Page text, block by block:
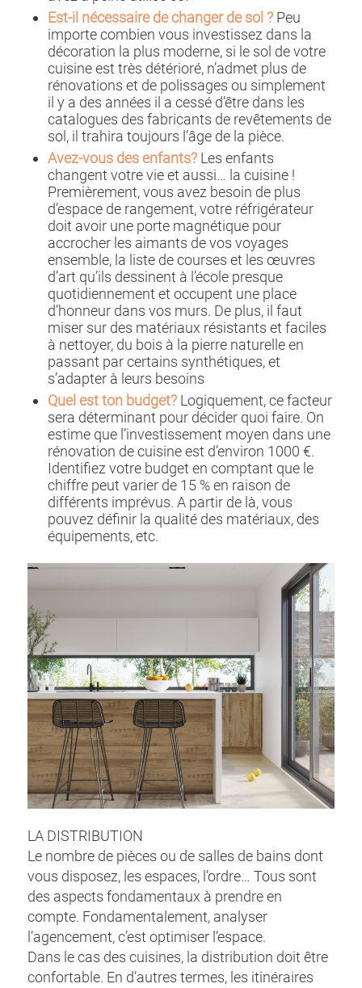
Est-il nécessaire de changer de sol ?Peu
importe combien vous investissez dans la
décoration la plus moderne, si le sol de votre
cuisine est très détérioré, n’admet plus de
rénovations et de polissages ou simplement
il y a des années il a cessé d’être dans les
catalogues des fabricants de revêtements de
sol, il trahira toujours l’âge de la pièce.
Avez-vous des enfants?Les enfants
changent votre vie et aussi… la cuisine !
Premièrement, vous avez besoin de plus
d’espace de rangement, votre réfrigérateur
doit avoir une porte magnétique pour
accrocher les aimants de vos voyages
ensemble, la liste de courses et les œuvres
d’art qu’ils dessinent à l’école presque
quotidiennement et occupent une place
d’honneur dans vos murs. De plus, il faut
miser sur des matériaux résistants et faciles
à nettoyer, du bois à la pierre naturelle en
passant par certains synthétiques, et
s’adapter à leurs besoins
Quel est ton budget?Logiquement, ce facteur
sera déterminant pour décider quoi faire. On
estime que l’investissement moyen dans une
rénovation de cuisine est d’environ 1000 €.
Identifiez votre budget en comptant que le
chiffre peut varier de 15 % en raison de
différents imprévus. A partir de là, vous
pouvez définir la qualité des matériaux, des
équipements, etc.
LA DISTRIBUTION
Le nombre de pièces ou de salles de bains dont
vous disposez, les espaces, l’ordre… Tous sont
des aspects fondamentaux à prendre en
compte. Fondamentalement, analyser
l’agencement, c’est optimiser l’espace.
Dans le cas des cuisines, la distribution doit être
confortable. En d’autres termes, les itinéraires